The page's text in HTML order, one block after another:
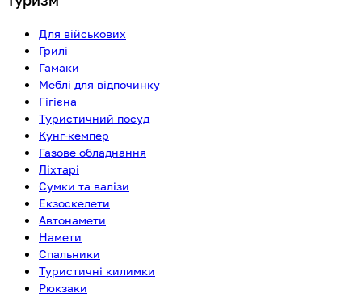
Для військових
Грилі
Гамаки
Меблі для відпочинку
Гігієна
Туристичний посуд
Кунг-кемпер
Газове обладнання
Ліхтарі
Сумки та валізи
Екзоскелети
Автонамети
Намети
Спальники
Туристичні килимки
Рюкзаки